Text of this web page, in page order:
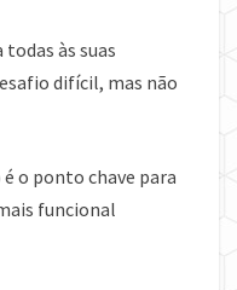
às suas
difícil, mas não
o ponto chave para
funcional